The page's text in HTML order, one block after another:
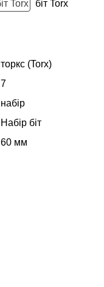
торкс (Torx)
7
набір
Набір біт
60 мм